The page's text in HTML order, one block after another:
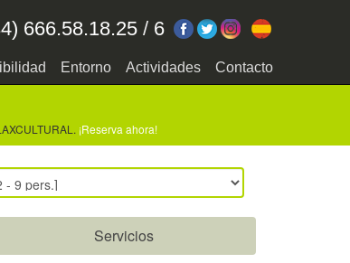
666.58.18.25 / 6
Entorno Actividades Contacto
¡Reserva ahora!
Servicios